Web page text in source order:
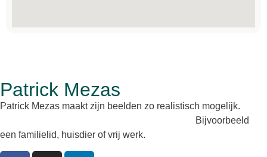
Patrick Mezas
Patrick Mezas maakt zijn beelden zo realistisch mogelijk.
Bijvoorbeeld
een familielid, huisdier of vrij werk.